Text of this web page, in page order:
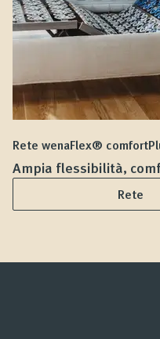
Rete wenaFlex®
Ampia flessibilità,
Rete